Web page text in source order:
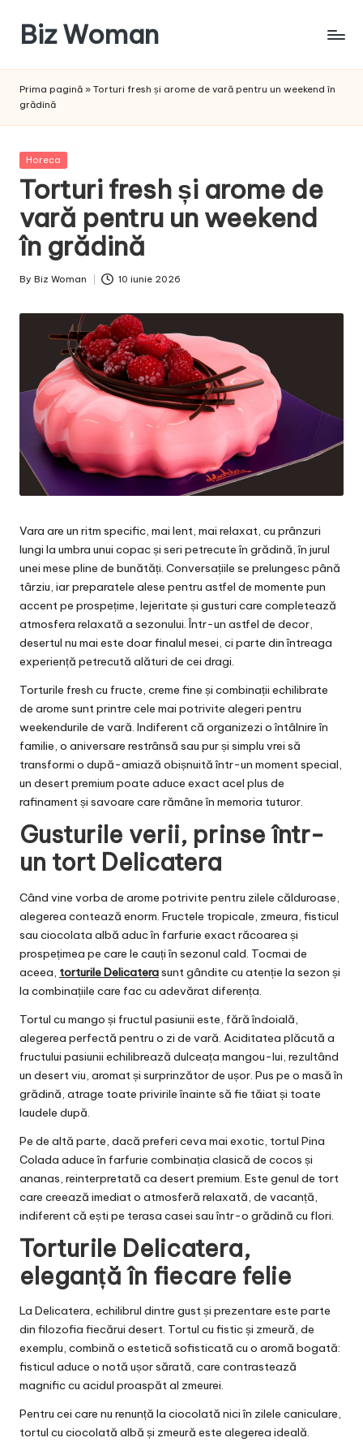
content
Biz Woman
succesul
Prima pagină » Torturi fresh și arome de vară pentru un weekend în
grădină
Posted
Horeca
Torturi fresh și arome de
vară pentru un weekend
în grădină
Posted
By Biz Woman 10 iunie 2026
Vara are un ritm specific, mai lent, mai relaxat, cu prânzuri
lungi la umbra unui copac și seri petrecute în grădină, în jurul
unei mese pline de bunătăți. Conversațiile se prelungesc până
târziu, iar preparatele alese pentru astfel de momente pun
accent pe prospețime, lejeritate și gusturi care completează
atmosfera relaxată a sezonului. Într-un astfel de decor,
desertul nu mai este doar finalul mesei, ci parte din întreaga
experiență petrecută alături de cei dragi.
Torturile fresh cu fructe, creme fine și combinații echilibrate
de arome sunt printre cele mai potrivite alegeri pentru
weekendurile de vară. Indiferent că organizezi o întâlnire în
familie, o aniversare restrânsă sau pur și simplu vrei să
transformi o după-amiază obișnuită într-un moment special,
un desert premium poate aduce exact acel plus de
rafinament și savoare care rămâne în memoria tuturor.
Gusturile verii, prinse într-
un tort Delicatera
Când vine vorba de arome potrivite pentru zilele călduroase,
alegerea contează enorm. Fructele tropicale, zmeura, fisticul
sau ciocolata albă aduc în farfurie exact răcoarea și
prospețimea pe care le cauți în sezonul cald. Tocmai de
aceea, torturile Delicaterasunt gândite cu atenție la sezon și
la combinațiile care fac cu adevărat diferența.
Tortul cu mango și fructul pasiunii este, fără îndoială,
alegerea perfectă pentru o zi de vară. Aciditatea plăcută a
fructului pasiunii echilibrează dulceața mangou-lui, rezultând
un desert viu, aromat și surprinzător de ușor. Pus pe o masă în
grădină, atrage toate privirile înainte să fie tăiat și toate
laudele după.
Pe de altă parte, dacă preferi ceva mai exotic, tortul Pina
Colada aduce în farfurie combinația clasică de cocos și
ananas, reinterpretată ca desert premium. Este genul de tort
care creează imediat o atmosferă relaxată, de vacanță,
indiferent că ești pe terasa casei sau într-o grădină cu flori.
Torturile Delicatera,
eleganță în fiecare felie
La Delicatera, echilibrul dintre gust și prezentare este parte
din filozofia fiecărui desert. Tortul cu fistic și zmeură, de
exemplu, combină o estetică sofisticată cu o aromă bogată:
fisticul aduce o notă ușor sărată, care contrastează
magnific cu acidul proaspăt al zmeurei.
Pentru cei care nu renunță la ciocolată nici în zilele caniculare,
tortul cu ciocolată albă și zmeură este alegerea ideală.